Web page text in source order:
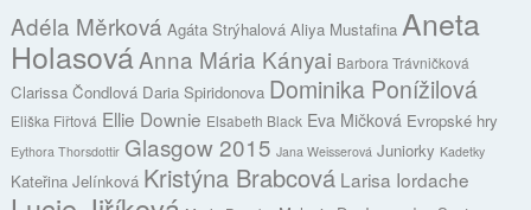
Adéla Měrková Agáta Strýhalová Aliya Mustafina Aneta
HolasováAnna Mária Kányai Barbora Trávničková
Clarissa Čondlová Daria Spiridonova Dominika Ponížilová
Eliška Fiřtová Ellie Downie Elsabeth Black Eva Mičková Evropské hry
Eythora Thorsdottir Glasgow 2015 Jana Weisserová Juniorky Kadetky
Kateřina Jelínková Kristýna Brabcová Larisa Iordache